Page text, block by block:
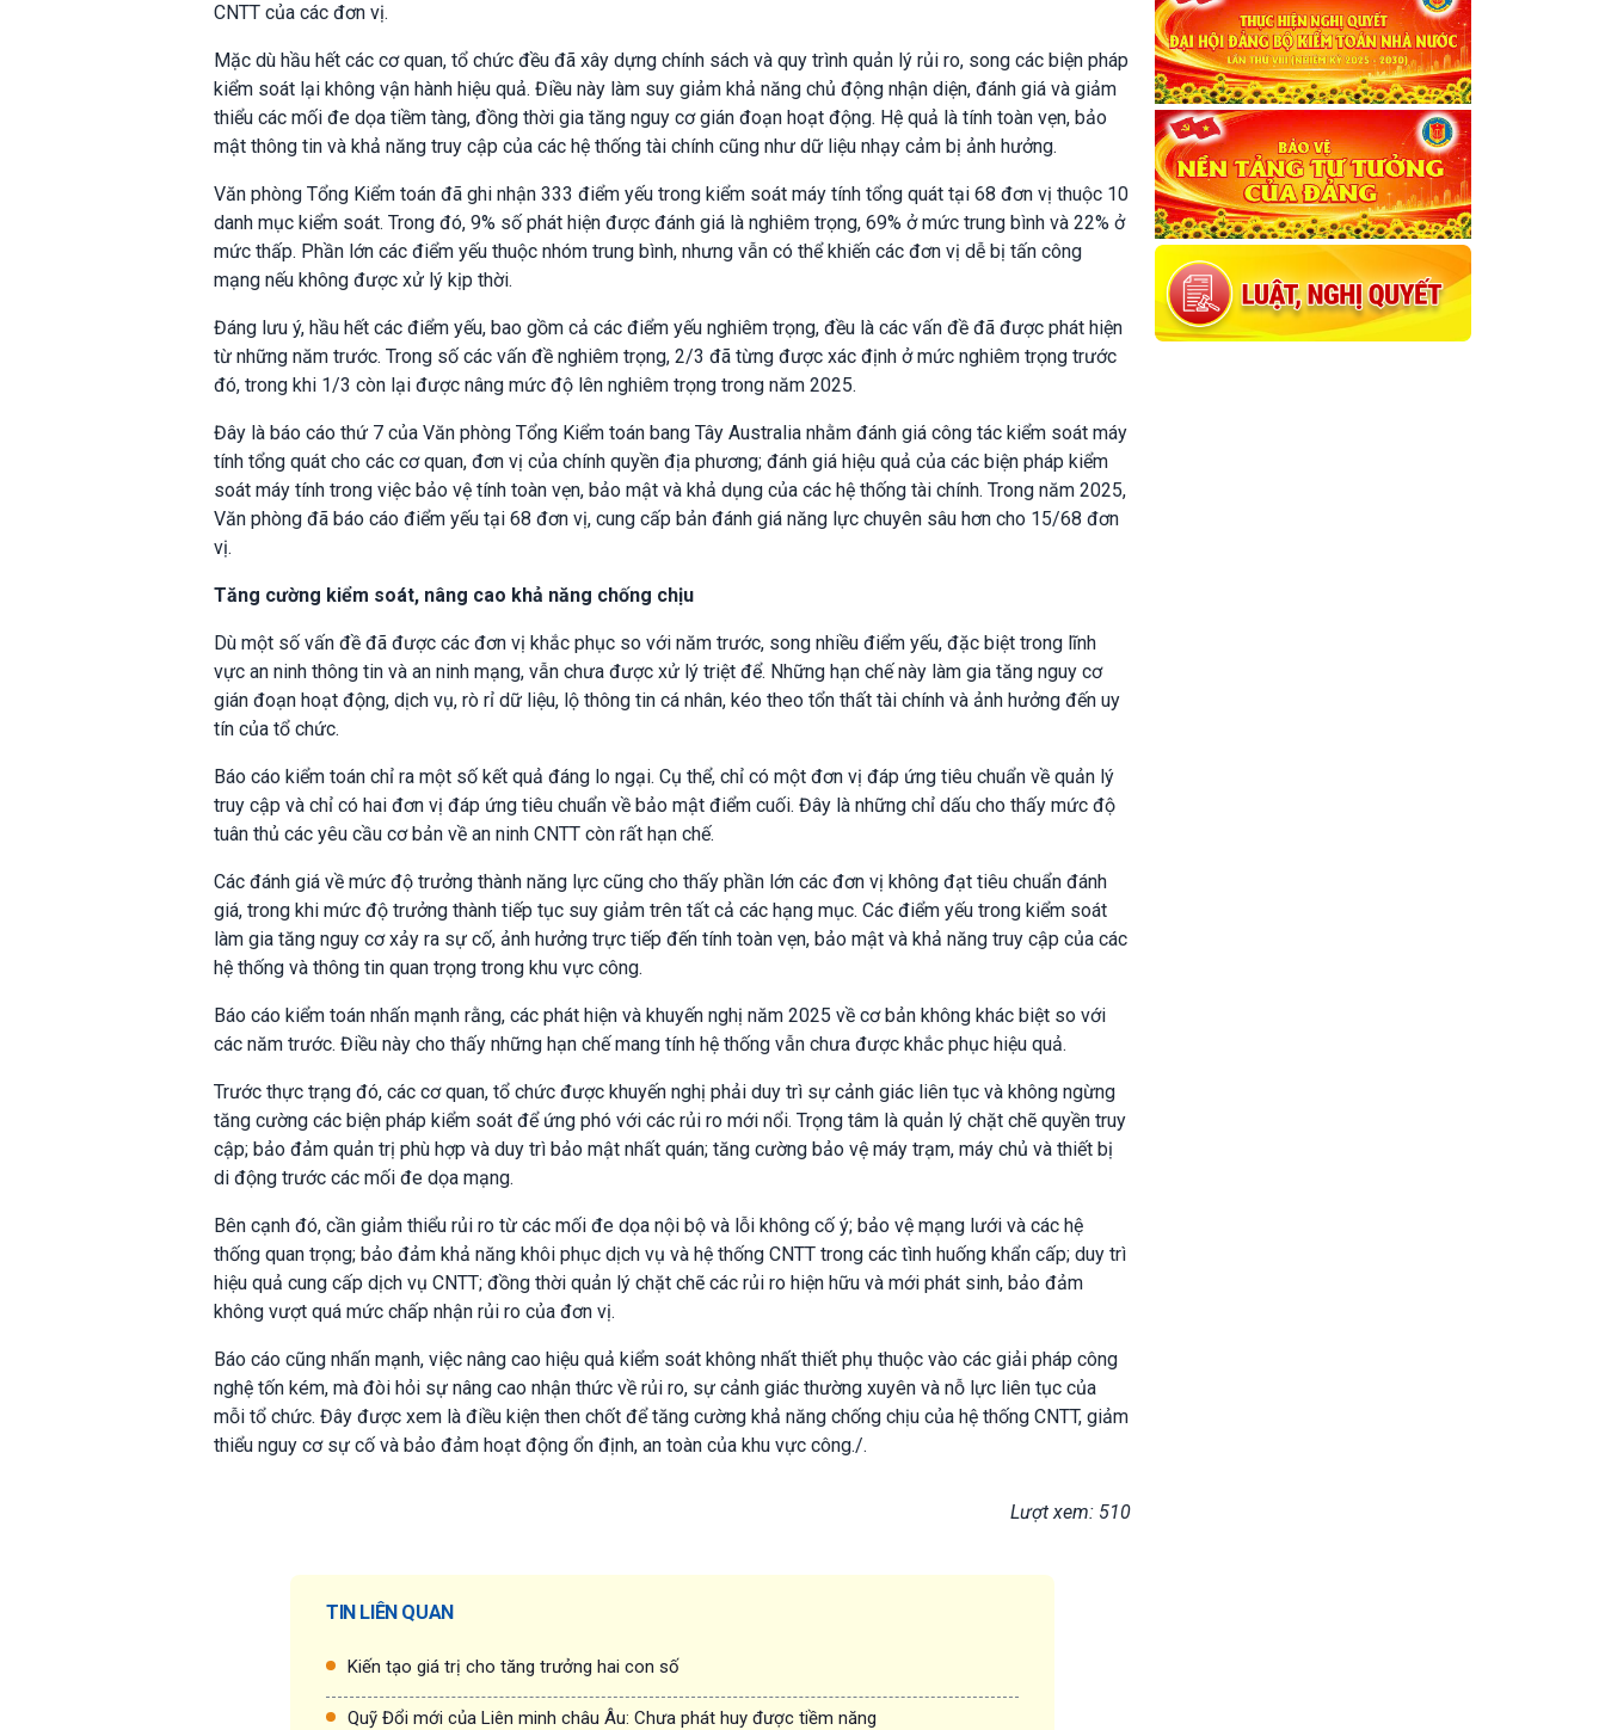
CNTT của các đơn vị.
Mặc dù hầu hết các cơ quan, tổ chức đều đã xây dựng chính sách và quy trình quản lý rủi ro, song các biện pháp
kiểm soát lại không vận hành hiệu quả. Điều này làm suy giảm khả năng chủ động nhận diện, đánh giá và giảm
thiểu các mối đe dọa tiềm tàng, đồng thời gia tăng nguy cơ gián đoạn hoạt động. Hệ quả là tính toàn vẹn, bảo
mật thông tin và khả năng truy cập của các hệ thống tài chính cũng như dữ liệu nhạy cảm bị ảnh hưởng.
Văn phòng Tổng Kiểm toán đã ghi nhận 333 điểm yếu trong kiểm soát máy tính tổng quát tại 68 đơn vị thuộc 10
danh mục kiểm soát. Trong đó, 9% số phát hiện được đánh giá là nghiêm trọng, 69% ở mức trung bình và 22% ở
mức thấp. Phần lớn các điểm yếu thuộc nhóm trung bình, nhưng vẫn có thể khiến các đơn vị dễ bị tấn công
mạng nếu không được xử lý kịp thời.
Đáng lưu ý, hầu hết các điểm yếu, bao gồm cả các điểm yếu nghiêm trọng, đều là các vấn đề đã được phát hiện
từ những năm trước. Trong số các vấn đề nghiêm trọng, 2/3 đã từng được xác định ở mức nghiêm trọng trước
đó, trong khi 1/3 còn lại được nâng mức độ lên nghiêm trọng trong năm 2025.
Đây là báo cáo thứ 7 của Văn phòng Tổng Kiểm toán bang Tây Australia nhằm đánh giá công tác kiểm soát máy
tính tổng quát cho các cơ quan, đơn vị của chính quyền địa phương; đánh giá hiệu quả của các biện pháp kiểm
soát máy tính trong việc bảo vệ tính toàn vẹn, bảo mật và khả dụng của các hệ thống tài chính. Trong năm 2025,
Văn phòng đã báo cáo điểm yếu tại 68 đơn vị, cung cấp bản đánh giá năng lực chuyên sâu hơn cho 15/68 đơn
vị.
Tăng cường kiểm soát, nâng cao khả năng chống chịu
Dù một số vấn đề đã được các đơn vị khắc phục so với năm trước, song nhiều điểm yếu, đặc biệt trong lĩnh
vực an ninh thông tin và an ninh mạng, vẫn chưa được xử lý triệt để. Những hạn chế này làm gia tăng nguy cơ
gián đoạn hoạt động, dịch vụ, rò rỉ dữ liệu, lộ thông tin cá nhân, kéo theo tổn thất tài chính và ảnh hưởng đến uy
tín của tổ chức.
Báo cáo kiểm toán chỉ ra một số kết quả đáng lo ngại. Cụ thể, chỉ có một đơn vị đáp ứng tiêu chuẩn về quản lý
truy cập và chỉ có hai đơn vị đáp ứng tiêu chuẩn về bảo mật điểm cuối. Đây là những chỉ dấu cho thấy mức độ
tuân thủ các yêu cầu cơ bản về an ninh CNTT còn rất hạn chế.
Các đánh giá về mức độ trưởng thành năng lực cũng cho thấy phần lớn các đơn vị không đạt tiêu chuẩn đánh
giá, trong khi mức độ trưởng thành tiếp tục suy giảm trên tất cả các hạng mục. Các điểm yếu trong kiểm soát
làm gia tăng nguy cơ xảy ra sự cố, ảnh hưởng trực tiếp đến tính toàn vẹn, bảo mật và khả năng truy cập của các
hệ thống và thông tin quan trọng trong khu vực công.
Báo cáo kiểm toán nhấn mạnh rằng, các phát hiện và khuyến nghị năm 2025 về cơ bản không khác biệt so với
các năm trước. Điều này cho thấy những hạn chế mang tính hệ thống vẫn chưa được khắc phục hiệu quả.
Trước thực trạng đó, các cơ quan, tổ chức được khuyến nghị phải duy trì sự cảnh giác liên tục và không ngừng
tăng cường các biện pháp kiểm soát để ứng phó với các rủi ro mới nổi. Trọng tâm là quản lý chặt chẽ quyền truy
cập; bảo đảm quản trị phù hợp và duy trì bảo mật nhất quán; tăng cường bảo vệ máy trạm, máy chủ và thiết bị
di động trước các mối đe dọa mạng.
Bên cạnh đó, cần giảm thiểu rủi ro từ các mối đe dọa nội bộ và lỗi không cố ý; bảo vệ mạng lưới và các hệ
thống quan trọng; bảo đảm khả năng khôi phục dịch vụ và hệ thống CNTT trong các tình huống khẩn cấp; duy trì
hiệu quả cung cấp dịch vụ CNTT; đồng thời quản lý chặt chẽ các rủi ro hiện hữu và mới phát sinh, bảo đảm
không vượt quá mức chấp nhận rủi ro của đơn vị.
Báo cáo cũng nhấn mạnh, việc nâng cao hiệu quả kiểm soát không nhất thiết phụ thuộc vào các giải pháp công
nghệ tốn kém, mà đòi hỏi sự nâng cao nhận thức về rủi ro, sự cảnh giác thường xuyên và nỗ lực liên tục của
mỗi tổ chức. Đây được xem là điều kiện then chốt để tăng cường khả năng chống chịu của hệ thống CNTT, giảm
thiểu nguy cơ sự cố và bảo đảm hoạt động ổn định, an toàn của khu vực công./.
Lượt xem: 510
TIN LIÊN QUAN
Kiến tạo giá trị cho tăng trưởng hai con số
Quỹ Đổi mới của Liên minh châu Âu: Chưa phát huy được tiềm năng